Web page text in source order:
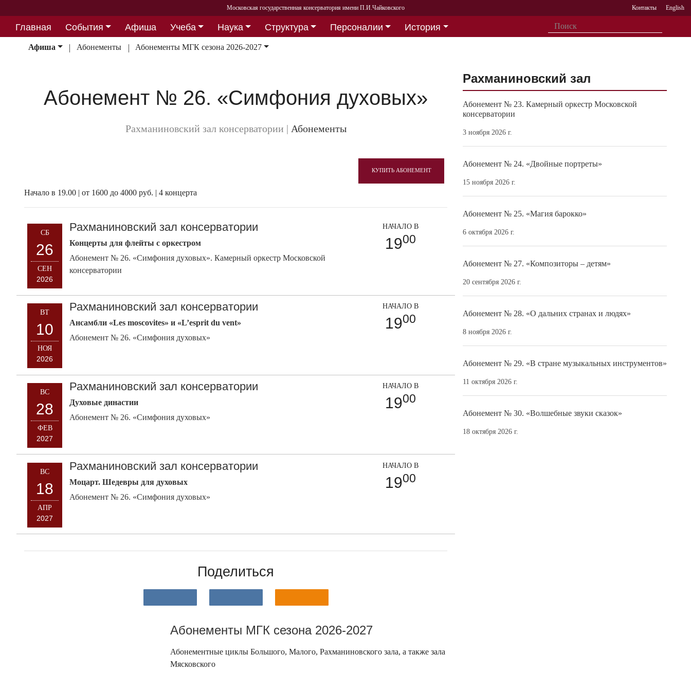
Московская государственная консерватория имени П.И.Чайковского Контакты English
Главная События Афиша Учеба Наука Структура Персоналии
История
Партнерство
Афиша Абонементы Абонементы МГК сезона 2026-2027
Абонемент № 26. «Симфония духовых»
Рахманиновский зал консерватории | Абонементы
КУПИТЬ АБОНЕМЕНТ
Начало в 19.00 | от 1600 до 4000 руб. | 4 концерта
СБ
26
СЕН
2026
Рахманиновский зал консерватории
Концерты для флейты с оркестром
Абонемент № 26. «Симфония духовых». Камерный оркестр Московской
консерватории
НАЧАЛО В
1900
ВТ
10
НОЯ
2026
Рахманиновский зал консерватории
Ансамбли «Les moscovites» и «L’esprit du vent»
Абонемент № 26. «Симфония духовых»
НАЧАЛО В
1900
ВС
28
ФЕВ
2027
Рахманиновский зал консерватории
Духовые династии
Абонемент № 26. «Симфония духовых»
НАЧАЛО В
1900
ВС
18
АПР
2027
Рахманиновский зал консерватории
Моцарт. Шедевры для духовых
Абонемент № 26. «Симфония духовых»
НАЧАЛО В
1900
Поделиться
Абонементы МГК сезона 2026-2027
Абонементные циклы Большого, Малого, Рахманиновского зала, а также зала
Мясковского
Рахманиновский зал
Абонемент № 23. Камерный оркестр Московской
консерватории
3 ноября 2026 г.
Абонемент № 24. «Двойные портреты»
15 ноября 2026 г.
Абонемент № 25. «Магия барокко»
6 октября 2026 г.
Абонемент № 27. «Композиторы – детям»
20 сентября 2026 г.
Абонемент № 28. «О дальних странах и людях»
8 ноября 2026 г.
Абонемент № 29. «В стране музыкальных инструментов»
11 октября 2026 г.
Абонемент № 30. «Волшебные звуки сказок»
18 октября 2026 г.